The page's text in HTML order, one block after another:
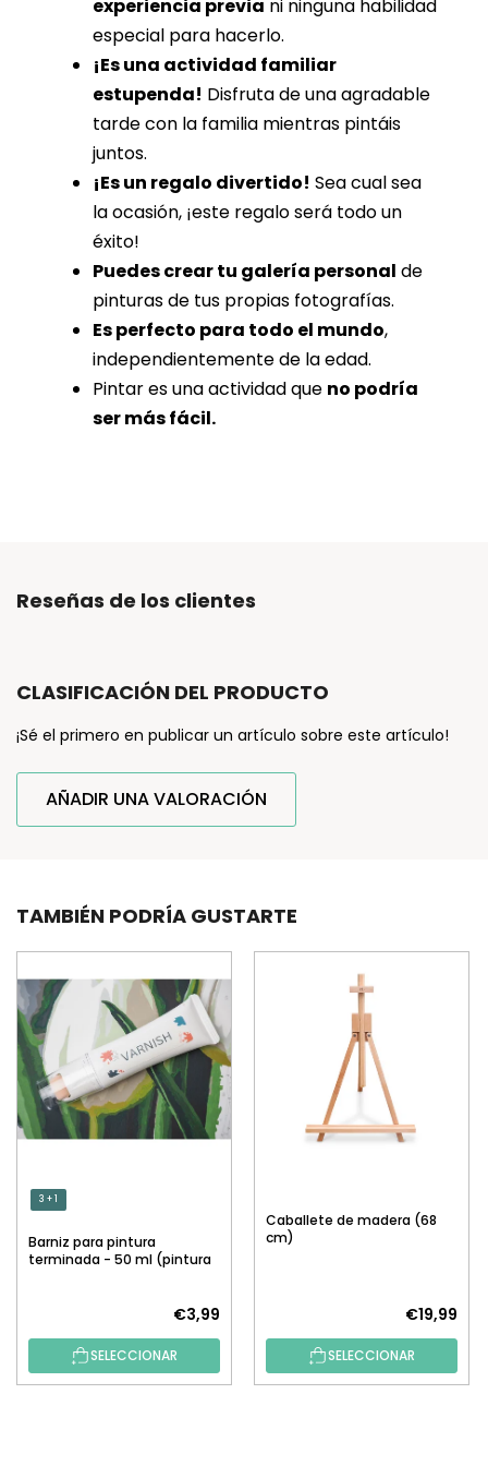
experiencia previa ni ninguna habilidad
especial para hacerlo.
¡Es una actividad familiar
estupenda! Disfruta de una agradable
tarde con la familia mientras pintáis
juntos.
¡Es un regalo divertido! Sea cual sea
la ocasión, ¡este regalo será todo un
éxito!
Puedes crear tu galería personal de
pinturas de tus propias fotografías.
Es perfecto para todo el mundo,
independientemente de la edad.
Pintar es una actividad que no podría
ser más fácil.
Reseñas de los clientes
CLASIFICACIÓN DEL PRODUCTO
¡Sé el primero en publicar un artículo sobre este artículo!
AÑADIR UNA VALORACIÓN
TAMBIÉN PODRÍA GUSTARTE
3 + 1
Barniz para pintura
terminada - 50 ml (pintura
€3,99
SELECCIONAR
Caballete de madera (68
cm)
€19,99
SELECCIONAR